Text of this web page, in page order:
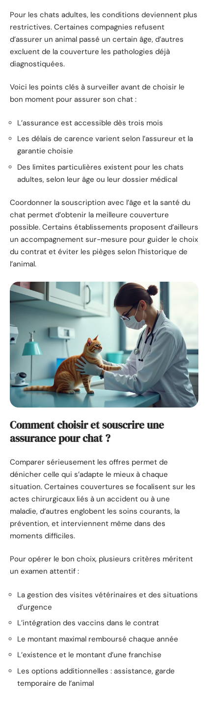
Pour les chats adultes, les conditions deviennent plus
restrictives. Certaines compagnies refusent
d’assurer un animal passé un certain âge, d’autres
excluent de la couverture les pathologies déjà
diagnostiquées.
Voici les points clés à surveiller avant de choisir le
bon moment pour assurer son chat :
L’assurance est accessible dès trois mois
Les délais de carence varient selon l’assureur et la
garantie choisie
Des limites particulières existent pour les chats
adultes, selon leur âge ou leur dossier médical
Coordonner la souscription avec l’âge et la santé du
chat permet d’obtenir la meilleure couverture
possible. Certains établissements proposent d’ailleurs
un accompagnement sur-mesure pour guider le choix
du contrat et éviter les pièges selon l’historique de
l’animal.
Comment choisir et souscrire une
assurance pour chat ?
Comparer sérieusement les offres permet de
dénicher celle qui s’adapte le mieux à chaque
situation. Certaines couvertures se focalisent sur les
actes chirurgicaux liés à un accident ou à une
maladie, d’autres englobent les soins courants, la
prévention, et interviennent même dans des
moments difficiles.
Pour opérer le bon choix, plusieurs critères méritent
un examen attentif :
La gestion des visites vétérinaires et des situations
d’urgence
L’intégration des vaccins dans le contrat
Le montant maximal remboursé chaque année
L’existence et le montant d’une franchise
Les options additionnelles : assistance, garde
temporaire de l’animal